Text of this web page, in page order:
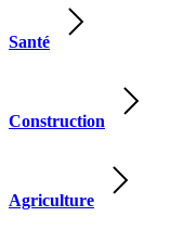
Santé
Construction
Agriculture